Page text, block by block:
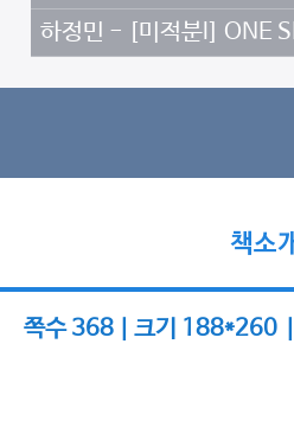
하정민 - [미적분l] ONE
책소
쪽수 368 | 크기